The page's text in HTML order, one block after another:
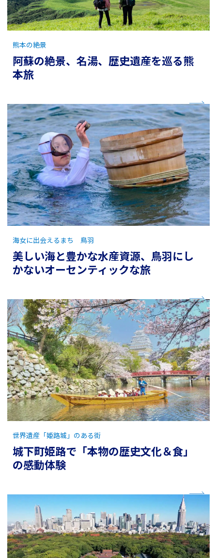
阿蘇の絶景、名湯、歴史遺産を巡る熊
本旅
熊本の絶景
美しい海と豊かな水産資源、鳥羽にし
かないオーセンティックな旅
海女に出会えるまち 鳥羽
城下町姫路で「本物の歴史文化＆食」
の感動体験
世界遺産「姫路城」のある街